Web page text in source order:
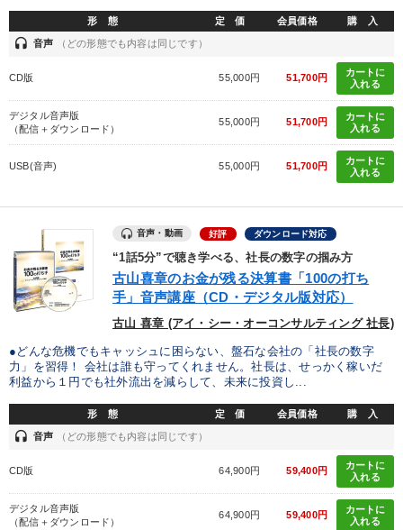
形 態 定 価 会員価格 購 入
headset 音声 （どの形態でも内容は同じです）
CD版 55,000円 51,700円
カートに
入れる
デジタル音声版
（配信＋ダウンロード）
55,000円 51,700円
カートに
入れる
USB(音声) 55,000円 51,700円
カートに
入れる
音声・動画 好評 ダウンロード対応
“1話5分”で聴き学べる、社長の数字の掴み方
古山喜章のお金が残る決算書「100の打ち
手」音声講座（CD・デジタル版対応）
古山 喜章 (アイ・シー・オーコンサルティング 社長)
●どんな危機でもキャッシュに困らない、盤石な会社の「社長の数字
力」を習得！ 会社は誰も守ってくれません。社長は、せっかく稼いだ
利益から１円でも社外流出を減らして、未来に投資し...
形 態 定 価 会員価格 購 入
headset 音声 （どの形態でも内容は同じです）
CD版 64,900円 59,400円
カートに
入れる
デジタル音声版
（配信＋ダウンロード）
64,900円 59,400円
カートに
入れる